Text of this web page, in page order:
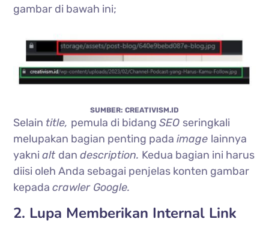
gambar di bawah ini;
SUMBER: CREATIVISM.ID
Selain title, pemula di bidangSEO seringkali
melupakan bagian penting padaimage lainnya
yaknialt dandescription. Kedua bagian ini harus
diisi oleh Anda sebagai penjelas konten gambar
kepadacrawler Google.
2. Lupa Memberikan Internal Link